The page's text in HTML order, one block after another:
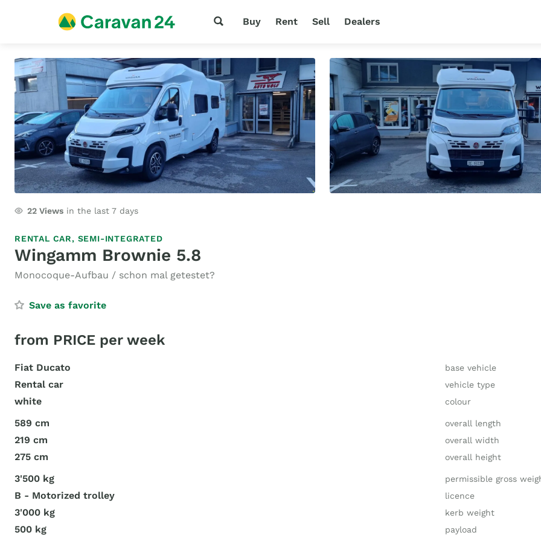
Buy Rent Sell Dealers
22 Views in the last 7 days
RENTAL CAR, SEMI-INTEGRATED
Wingamm Brownie 5.8
Monocoque-Aufbau / schon mal getestet?
Save as favorite
from PRICE per week
Fiat Ducato base vehicle
Rental car vehicle type
white colour
589 cm overall length
219 cm overall width
275 cm overall height
3'500 kg permissible gross
B - Motorized trolley licence
3'000 kg kerb weight
500 kg payload